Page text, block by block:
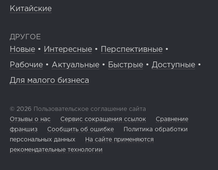
Китайские
ДРУГОЕ
Новые • Интересные • Перспективные •
Рабочие • Актуальные • Быстрые • Доступные •
Для малого бизнеса
© 2026 Пользовательское соглашение сайта
Отзывы о нас
Сервис сокращения ссылок
Сравнение
франшиз
Сообщить об ошибке
Политика обработки
персональных данных
На сайте применяются
рекомендательные технологии